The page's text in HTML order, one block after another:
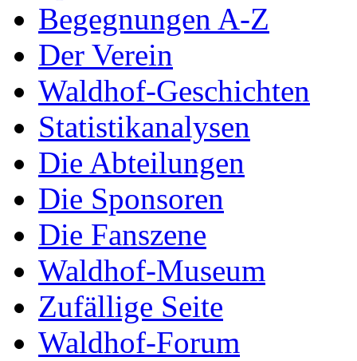
Begegnungen A-Z
Der Verein
Waldhof-Geschichten
Statistikanalysen
Die Abteilungen
Die Sponsoren
Die Fanszene
Waldhof-Museum
Zufällige Seite
Waldhof-Forum